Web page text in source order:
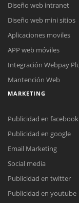
Nuestros ejecutivos
Complete el
Todos nuestros
para enviarnos un
Diseño web intranet
Diseño web mini sitios
Aplicaciones moviles
APP web móviles
Integración Webpay
Mantención Web
MARKETING
Publicidad en facebook
Publicidad en google
Email Marketing
Social media
Publicidad en twitter
Publicidad en youtube